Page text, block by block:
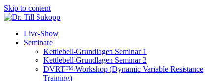
Skip to content
Live-Show
Seminare
Kettlebell-Grundlagen Seminar 1
Kettlebell-Grundlagen Seminar 2
DVRT™-Workshop (Dynamic Variable Resistance
Training)